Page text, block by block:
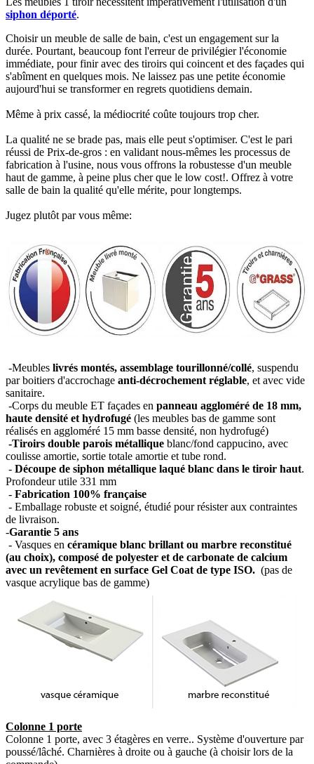
siphon déporté.​
Choisir un meuble de salle de bain, c'est un engagement sur la
durée. Pourtant, beaucoup font l'erreur de privilégier l'économie
immédiate, pour finir avec des tiroirs qui coincent et des façades qui
s'abîment en quelques mois. Ne laissez pas une petite économie
aujourd'hui se transformer en regrets quotidiens demain.
Même à prix cassé, la médiocrité coûte toujours trop cher.
La qualité ne se brade pas, mais elle peut s'optimiser. C'est le pari
réussi de Prix-de-gros : en validant nous-mêmes les processus de
fabrication à l'usine, nous vous offrons la robustesse d'un meuble
haut de gamme, à peine plus cher que le low cost!. Offrez à votre
salle de bain la qualité qu'elle mérite, pour longtemps.
Jugez plutôt par vous même:
-Meubles livrés montés, assemblage tourillonné/collé, suspendu
par boitiers d'accrochage anti-décrochement réglable, et avec vide
sanitaire.
-Corps du meuble ET façades en panneau aggloméré de 18 mm,
haute densité et hydrofugé (les meubles bas de gamme sont
réalisés en aggloméré 15 mm basse densité, non hydrofugé)
-Tiroirs double parois métallique blanc/fond cappucino, avec
coulisse amortie, sortie totale amortie et tube rond.
- Découpe de siphon métallique laqué blanc dans le tiroir haut.
Profondeur utile 331 mm
- Fabrication 100% française
- Emballage robuste et soigné, étudié pour résister aux contraintes
de livraison.
-Garantie 5 ans
- Vasques en céramique blanc brillant ou marbre reconstitué
(au choix), composé de polyester et de carbonate de calcium
avec un revêtement en surface Gel Coat de type ISO. (pas de
vasque acrylique bas de gamme)
Colonne 1 porte
Colonne 1 porte, avec 3 étagères en verre.. Système d'ouverture par
poussé/lâché. Charnières à droite ou à gauche (à choisir lors de la